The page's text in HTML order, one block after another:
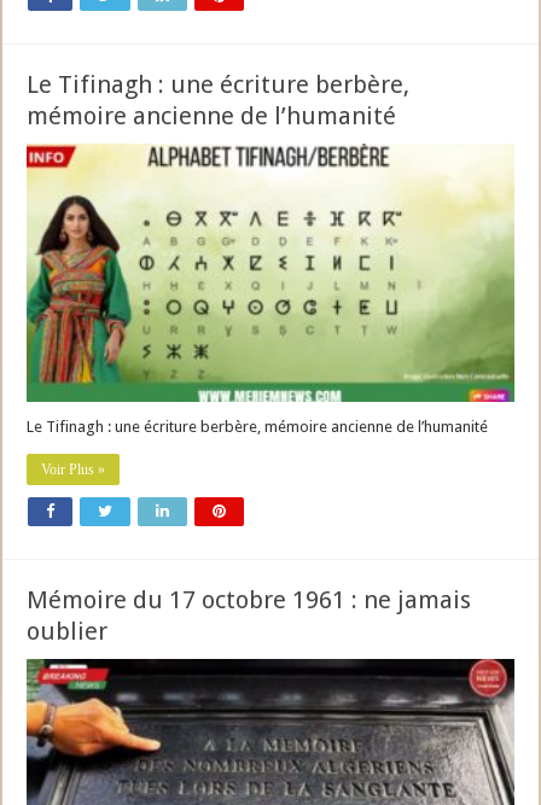
Le Tifinagh : une écriture berbère,
mémoire ancienne de l’humanité
Le Tifinagh : une écriture berbère, mémoire ancienne de l’humanité
Voir Plus »
Mémoire du 17 octobre 1961 : ne jamais
oublier